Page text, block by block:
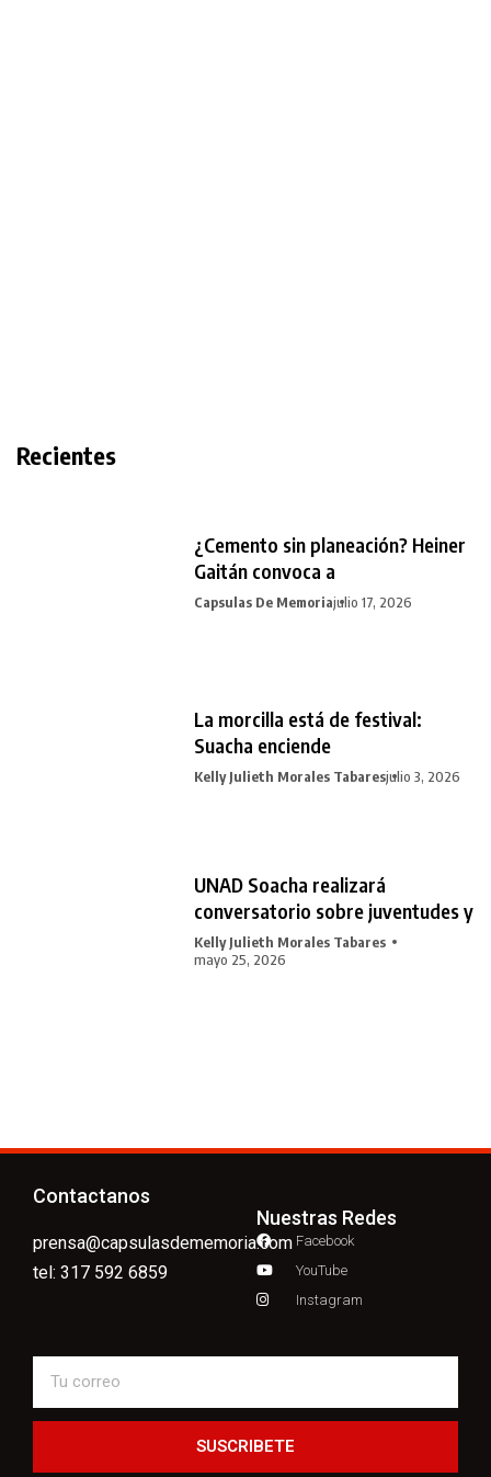
Recientes
¿Cemento sin planeación? Heiner
Gaitán convoca a
Capsulas De Memoriajulio 17, 2026
La morcilla está de festival:
Suacha enciende
Kelly Julieth Morales Tabaresjulio 3, 2026
UNAD Soacha realizará
conversatorio sobre juventudes y
Kelly Julieth Morales Tabares
mayo 25, 2026
Contactanos
prensa@capsulasdememoria.com
tel: 317 592 6859
Nuestras Redes
Facebook
YouTube
Instagram
SUSCRIBETE